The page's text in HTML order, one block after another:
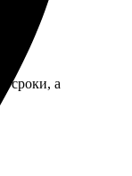
сроки, а